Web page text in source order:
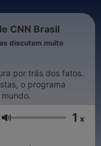
CNN Brasil
discutem muito
por trás dos fatos.
o programa
Volume 1 x